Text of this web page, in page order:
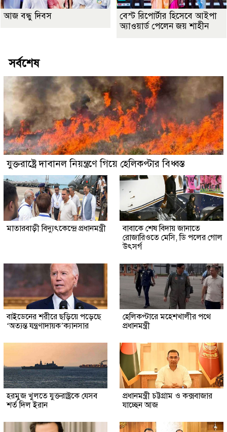
আজ বন্ধু দিবস
বেস্ট রিপোর্টার হিসেবে আইপা
অ্যাওয়ার্ড পেলেন জয় শাহীন
সর্বশেষ
যুক্তরাষ্ট্রে দাবানল নিয়ন্ত্রণে গিয়ে হেলিকপ্টার বিধ্বস্ত
মাতারবাড়ী বিদ্যুৎকেন্দ্রে প্রধানমন্ত্রী
বাবাকে শেষ বিদায় জানাতে
রোজারিওতে মেসি, ডি পলের গোল
উৎসর্গ
বাইডেনের শরীরে ছড়িয়ে পড়েছে
‘অত্যন্ত যন্ত্রণাদায়ক’ক্যানসার
হেলিকপ্টারে মহেশখালীর পথে
প্রধানমন্ত্রী
হরমুজ খুলতে যুক্তরাষ্ট্রকে যেসব
শর্ত দিল ইরান
প্রধানমন্ত্রী চট্টগ্রাম ও কক্সবাজার
যাচ্ছেন আজ